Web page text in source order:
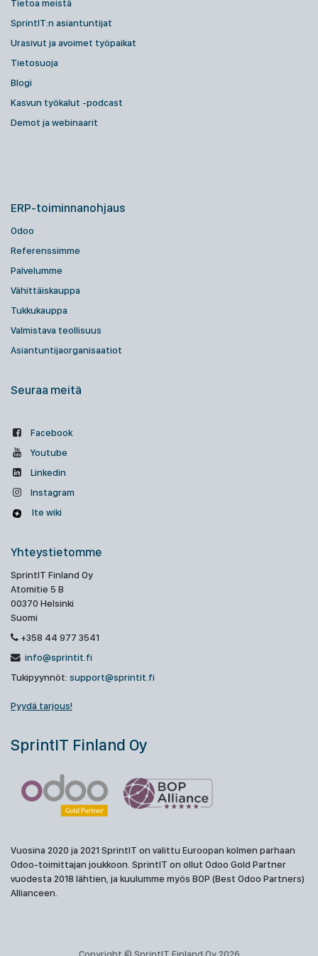
Tietoa meistä
SprintIT:n asiantuntijat
Urasivut ja avoimet työpaikat
Tietosuoja
Blogi
Kasvun työkalut -podcast
Demot ja webinaarit
ERP-toiminnanohjaus
Odoo
Referenssimme
Palvelumme
Vähittäiskauppa
Tukkukauppa
Valmistava teollisuus
Asiantuntijaorganisaatiot
Seuraa meitä
Facebook
Youtube
Linkedin
Instagram
Ite wiki
Yhteystietomme
SprintIT Finland Oy
Atomitie 5 B
00370 Helsinki
Suomi
+358 44 977 3541
info@sprintit.fi
Tukipyynnöt: support@sprintit.fi
Pyydä tarjous!
SprintIT Finland Oy
Vuosina 2020 ja 2021 SprintIT on valittu Euroopan kolmen parhaan
Odoo-toimittajan joukkoon. SprintIT on ollut Odoo Gold Partner
vuodesta 2018 lähtien, ja kuulumme myös BOP (Best Odoo Partners)
Allianceen.
Copyright © SprintIT Finland Oy 2026